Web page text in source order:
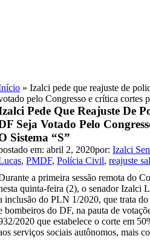
»Izalci pede que reajuste de
pelo Congresso e crítica cortes
Pede Que Reajuste De
Seja Votado Pelo
Sistema “S”
em: abril 2, 2020por:Izalci
,PMDF,Polícia Civil,reajuste
a primeira sessão remota do
quinta-feira (2), o senador Izalci
inclusão do PLN 1/2020, que trata
bombeiros do DF, na pauta de
2020 que estabelece o corte em
serviços sociais autônomos, mais